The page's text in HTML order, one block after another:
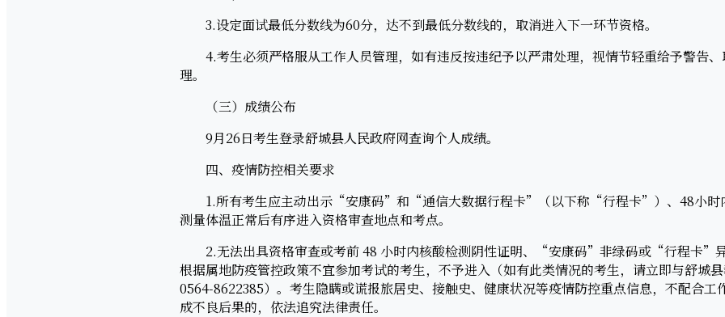
3.设定面试最低分数线为60分，达不到最低分数线的，取消进入下一环节资格。
4.考生必须严格服从工作人员管理，如有违反按违纪予以严肃处理，视情节轻重给予警告、
理。
（三）成绩公布
9月26日考生登录舒城县人民政府网查询个人成绩。
四、疫情防控相关要求
1.所有考生应主动出示“安康码”和“通信大数据行程卡”（以下称“行程卡”）、48小时
测量体温正常后有序进入资格审查地点和考点。
2.无法出具资格审查或考前 48 小时内核酸检测阴性证明、“安康码”非绿码或“行程卡”
根据属地防疫管控政策不宜参加考试的考生，不予进入（如有此类情况的考生，请立即与舒城县
0564-8622385）。考生隐瞒或谎报旅居史、接触史、健康状况等疫情防控重点信息，不配合工
成不良后果的，依法追究法律责任。